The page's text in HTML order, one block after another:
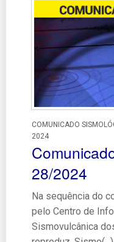
COMUNICADO
2024
28/2024
Na sequência do
pelo Centro de
Sismovulcânica